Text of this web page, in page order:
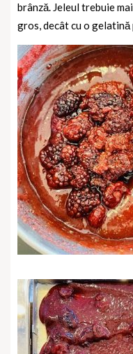
brânză. Jeleul trebuie
gros, decât cu o